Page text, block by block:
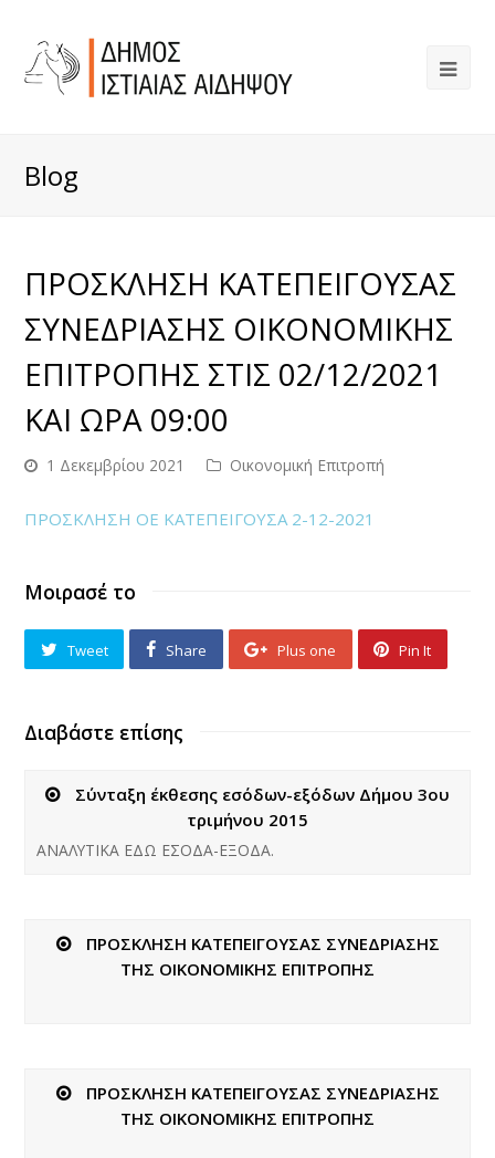
Blog
ΠΡΟΣΚΛΗΣΗ ΚΑΤΕΠΕΙΓΟΥΣΑΣ
ΣΥΝΕΔΡΙΑΣΗΣ ΟΙΚΟΝΟΜΙΚΗΣ
ΕΠΙΤΡΟΠΗΣ ΣΤΙΣ 02/12/2021
ΚΑΙ ΩΡΑ 09:00
1 Δεκεμβρίου 2021 Οικονομική Επιτροπή
ΠΡΟΣΚΛΗΣΗ ΟΕ ΚΑΤΕΠΕΙΓΟΥΣΑ 2-12-2021
Μοιρασέ το
Tweet Share Plus one Pin It
Διαβάστε επίσης
Σύνταξη έκθεσης εσόδων-εξόδων Δήμου 3ου
τριμήνου 2015
ANAΛΥΤΙΚΑ ΕΔΩ ΕΣΟΔΑ-ΕΞΟΔΑ.
ΠΡΟΣΚΛΗΣΗ ΚΑΤΕΠΕΙΓΟΥΣΑΣ ΣΥΝΕΔΡΙΑΣΗΣ
ΤΗΣ ΟΙΚΟΝΟΜΙΚΗΣ ΕΠΙΤΡΟΠΗΣ
ΠΡΟΣΚΛΗΣΗ ΚΑΤΕΠΕΙΓΟΥΣΑΣ ΣΥΝΕΔΡΙΑΣΗΣ
ΤΗΣ ΟΙΚΟΝΟΜΙΚΗΣ ΕΠΙΤΡΟΠΗΣ